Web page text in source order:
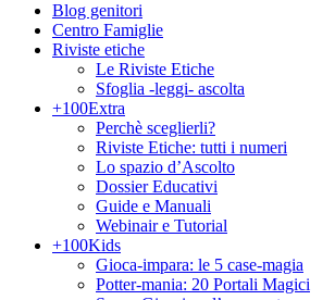
Blog genitori
Centro Famiglie
Riviste etiche
Le Riviste Etiche
Sfoglia -leggi- ascolta
+100Extra
Perchè sceglierli?
Riviste Etiche: tutti i numeri
Lo spazio d’Ascolto
Dossier Educativi
Guide e Manuali
Webinair e Tutorial
+100Kids
Gioca-impara: le 5 case-magia
Potter-mania: 20 Portali Magici